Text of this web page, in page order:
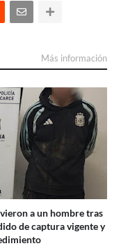
Más información
a un hombre tras
de captura vigente y